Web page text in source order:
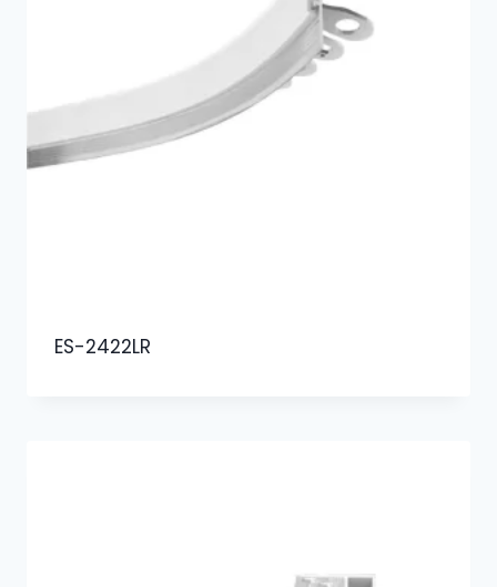
ES-2422LR